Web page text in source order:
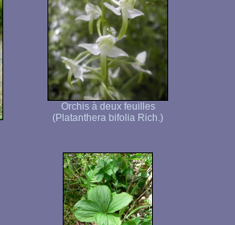
Orchis à deux feuilles
(Platanthera bifolia Rich.)